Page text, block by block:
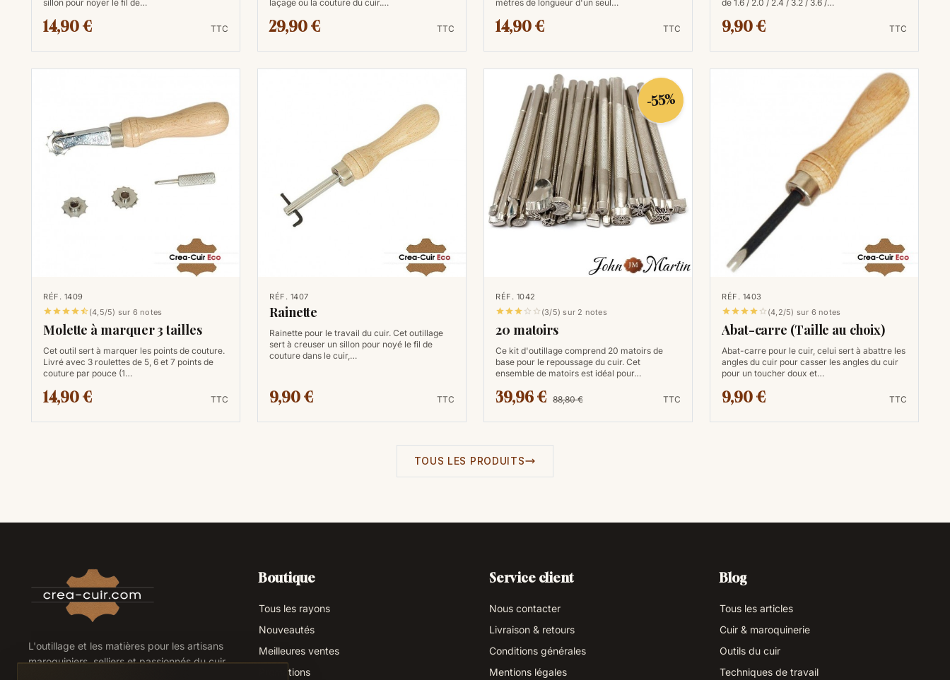
sillon pour noyer le fil de…
14,90 € TTC
laçage ou la couture du cuir.…
29,90 € TTC
mètres de longueur d'un seul…
14,90 € TTC
de 1.6 / 2.0 / 2.4 / 3.2 / 3.6 /…
9,90 € TTC
RÉF. 1409
(4,5/5) sur 6 notes
Molette à marquer 3 tailles
Cet outil sert à marquer les points de couture.
Livré avec 3 roulettes de 5, 6 et 7 points de
couture par pouce (1…
14,90 € TTC
RÉF. 1407
Rainette
Rainette pour le travail du cuir. Cet outillage
sert à creuser un sillon pour noyé le fil de
couture dans le cuir,…
9,90 € TTC
-55%
RÉF. 1042
   (3/5) sur 2 notes
20 matoirs
Ce kit d'outillage comprend 20 matoirs de
base pour le repoussage du cuir. Cet
ensemble de matoirs est idéal pour…
39,96 € 88,80 € TTC
RÉF. 1403
  (4,2/5) sur 6 notes
Abat-carre (Taille au choix)
Abat-carre pour le cuir, celui sert à abattre les
angles du cuir pour casser les angles du cuir
pour un toucher doux et…
9,90 € TTC
TOUS LES PRODUITS
L'outillage et les matières pour les artisans
maroquiniers, selliers et passionnés du cuir.
Boutique
Tous les rayons
Nouveautés
Meilleures ventes
Promotions
Service client
Nous contacter
Livraison & retours
Conditions générales
Mentions légales
Blog
Tous les articles
Cuir & maroquinerie
Outils du cuir
Techniques de travail